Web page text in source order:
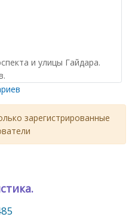
и улицы Гайдара.
зарегистрированные